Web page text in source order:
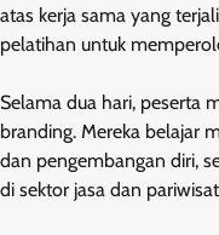
atas kerja sama yang
pelatihan untuk
Selama dua hari, peserta
branding. Mereka belajar
dan pengembangan diri,
di sektor jasa dan